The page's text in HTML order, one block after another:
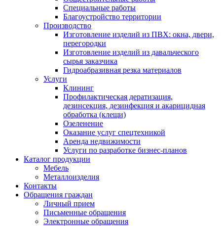
Специальные работы
Благоустройство территории
Производство
Изготовление изделий из ПВХ: окна, двери,
перегородки
Изготовление изделий из давальческого
сырья заказчика
Гидроабразивная резка материалов
Услуги
Клининг
Профилактическая дератизация,
дезинсекция, дезинфекция и акарицидная
обработка (клещи)
Озеленение
Оказание услуг спецтехникой
Аренда недвижимости
Услуги по разработке бизнес-планов
Каталог продукции
Мебель
Металлоизделия
Контакты
Обращения граждан
Личный прием
Письменные обращения
Электронные обращения